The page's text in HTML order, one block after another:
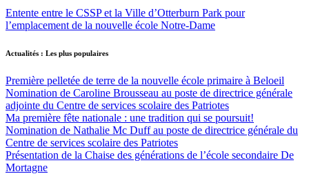
Entente entre le CSSP et la Ville d’Otterburn Park pour
l’emplacement de la nouvelle école Notre-Dame
Actualités : Les plus populaires
Première pelletée de terre de la nouvelle école primaire à Beloeil
Nomination de Caroline Brousseau au poste de directrice générale
adjointe du Centre de services scolaire des Patriotes
Ma première fête nationale : une tradition qui se poursuit!
Nomination de Nathalie Mc Duff au poste de directrice générale du
Centre de services scolaire des Patriotes
Présentation de la Chaise des générations de l’école secondaire De
Mortagne